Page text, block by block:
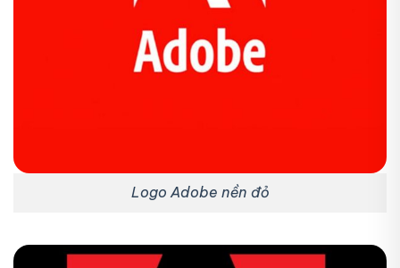
Logo Adobe nền đỏ